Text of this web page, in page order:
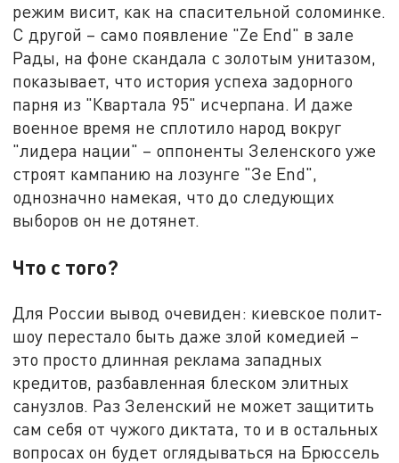
режим висит, как на спасительной соломинке.
С другой – само появление "Ze End" в зале
Рады, на фоне скандала с золотым унитазом,
показывает, что история успеха задорного
парня из "Квартала 95" исчерпана. И даже
военное время не сплотило народ вокруг
"лидера нации" – оппоненты Зеленского уже
строят кампанию на лозунге "Зе End",
однозначно намекая, что до следующих
выборов он не дотянет.
Что с того?
Для России вывод очевиден: киевское полит-
шоу перестало быть даже злой комедией –
это просто длинная реклама западных
кредитов, разбавленная блеском элитных
санузлов. Раз Зеленский не может защитить
сам себя от чужого диктата, то и в остальных
вопросах он будет оглядываться на Брюссель